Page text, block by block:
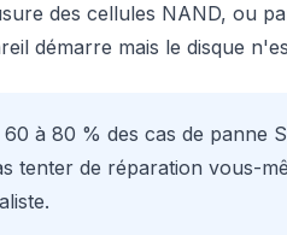
des cellules NAND, ou
démarre mais le disque
60 à 80 % des cas de panne
tenter de réparation vous-